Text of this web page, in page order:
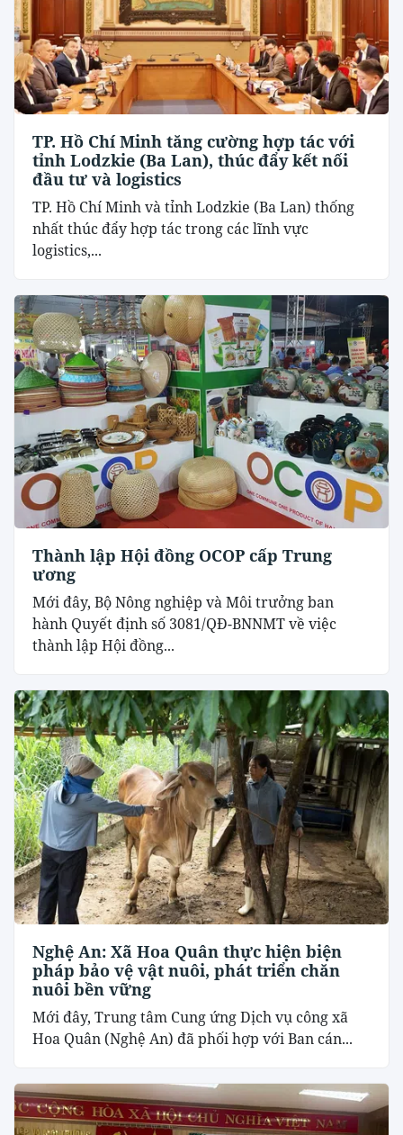
TP. Hồ Chí Minh tăng cường hợp tác với
tỉnh Lodzkie (Ba Lan), thúc đẩy kết nối
đầu tư và logistics
TP. Hồ Chí Minh và tỉnh Lodzkie (Ba Lan) thống
nhất thúc đẩy hợp tác trong các lĩnh vực
logistics,...
Thành lập Hội đồng OCOP cấp Trung
ương
Mới đây, Bộ Nông nghiệp và Môi trưởng ban
hành Quyết định số 3081/QĐ-BNNMT về việc
thành lập Hội đồng...
Nghệ An: Xã Hoa Quân thực hiện biện
pháp bảo vệ vật nuôi, phát triển chăn
nuôi bền vững
Mới đây, Trung tâm Cung ứng Dịch vụ công xã
Hoa Quân (Nghệ An) đã phối hợp với Ban cán...